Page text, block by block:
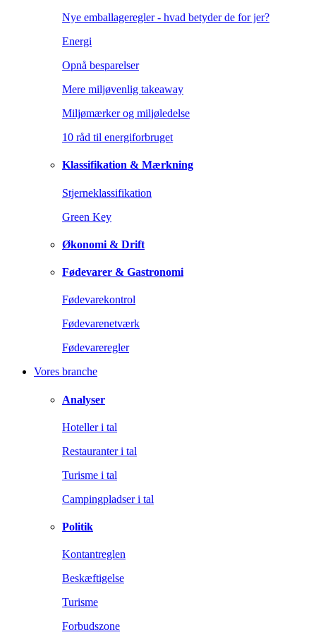
Nye emballageregler - hvad betyder de for jer?
Energi
Opnå besparelser
Mere miljøvenlig takeaway
Miljømærker og miljøledelse
10 råd til energiforbruget
Klassifikation & Mærkning
Stjerneklassifikation
Green Key
Økonomi & Drift
Fødevarer & Gastronomi
Fødevarekontrol
Fødevarenetværk
Fødevareregler
Vores branche
Analyser
Hoteller i tal
Restauranter i tal
Turisme i tal
Campingpladser i tal
Politik
Kontantreglen
Beskæftigelse
Turisme
Forbudszone